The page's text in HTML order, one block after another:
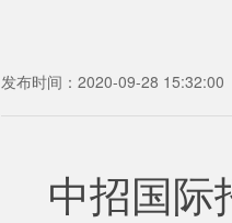
发布时间：2020-09-28 15:32:00
中招国际